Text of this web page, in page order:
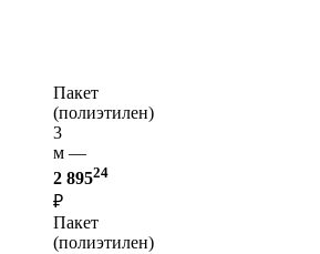
Пакет
(полиэтилен)
3
м —
2 89524
₽
Пакет
(полиэтилен)